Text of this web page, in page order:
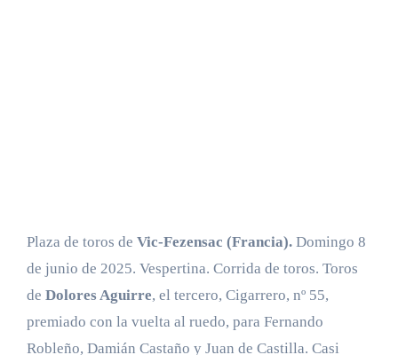
Plaza de toros de Vic-Fezensac (Francia).Domingo 8
de junio de 2025. Vespertina. Corrida de toros. Toros
de Dolores Aguirre, el tercero, Cigarrero, nº 55,
premiado con la vuelta al ruedo, para Fernando
Robleño, Damián Castaño y Juan de Castilla. Casi